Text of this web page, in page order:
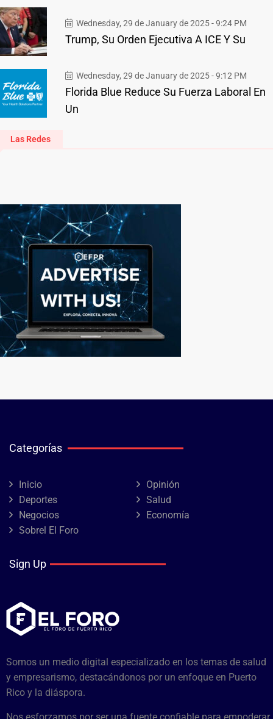
Wednesday, 29 de January de 2025 - 9:24 PM
Trump, Su Orden Ejecutiva A ICE Y Su
Wednesday, 29 de January de 2025 - 9:12 PM
Florida Blue Reduce Su Fuerza Laboral En
Un
Las Redes
Categorías
Inicio
Opinión
Deportes
Salud
Negocios
Economía
Sobrel El Foro
Sign Up
Somos un medio digital especializado en los temas de salud
y empresarismo, destacándonos por un enfoque en Puerto
Rico y la diáspora.